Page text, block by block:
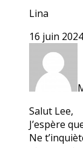
Lina
16 juin
Salut Lee,
J’espère
Ne